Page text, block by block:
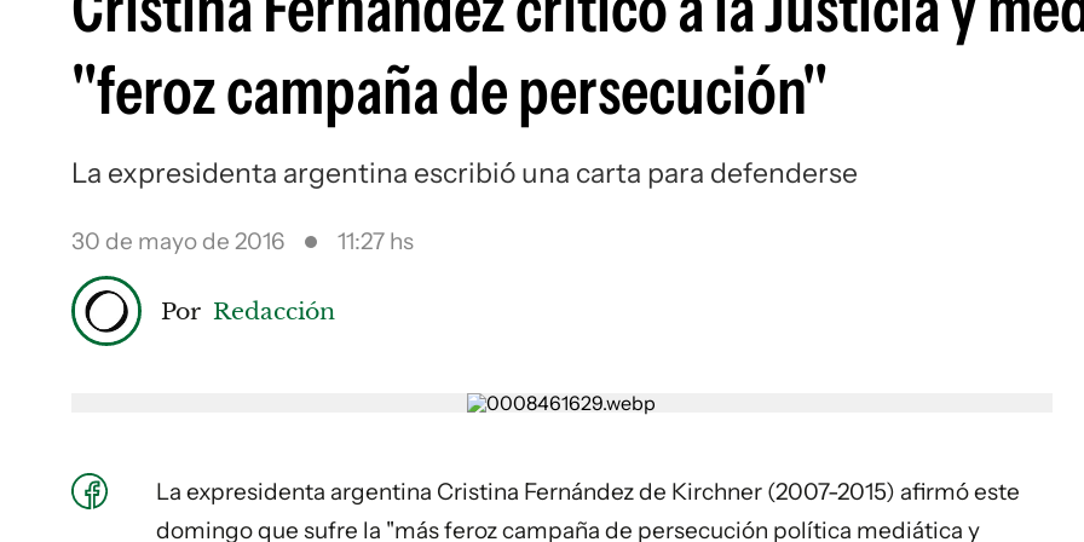
"feroz campaña de persecución"
La expresidenta argentina escribió una carta para defenderse
30 de mayo de 2016 11:27 hs
Por Redacción
La expresidenta argentina Cristina Fernándezde Kirchner (2007-2015) afirmó este
domingo que sufre la "más feroz campaña de persecución política mediática y